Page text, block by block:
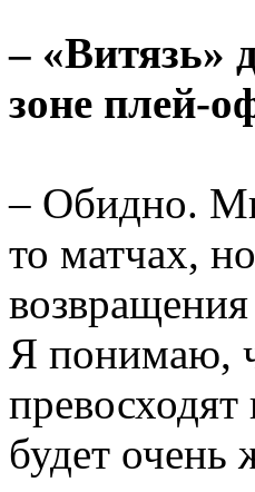
– «Витязь»
зоне плей-
– Обидно.
то матчах,
Я понимаю,
будет очень